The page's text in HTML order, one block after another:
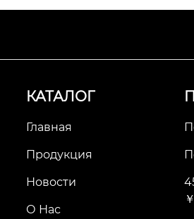
КАТАЛОГ
Главная
Продукция
Новости
О Нас